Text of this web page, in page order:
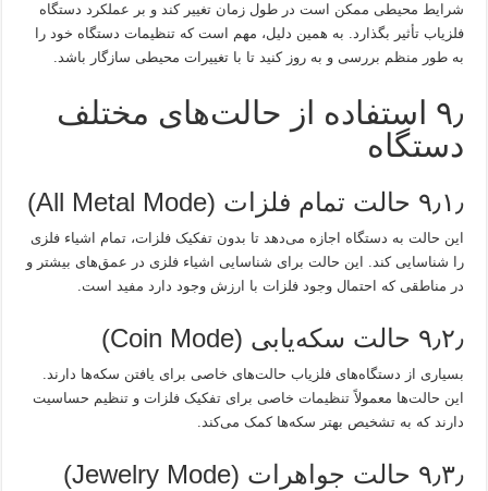
شرایط محیطی ممکن است در طول زمان تغییر کند و بر عملکرد دستگاه
فلزیاب تأثیر بگذارد. به همین دلیل، مهم است که تنظیمات دستگاه خود را
به طور منظم بررسی و به روز کنید تا با تغییرات محیطی سازگار باشد.
۹٫ استفاده از حالت‌های مختلف
دستگاه
۹٫۱٫ حالت تمام فلزات (All Metal Mode)
این حالت به دستگاه اجازه می‌دهد تا بدون تفکیک فلزات، تمام اشیاء فلزی
را شناسایی کند. این حالت برای شناسایی اشیاء فلزی در عمق‌های بیشتر و
در مناطقی که احتمال وجود فلزات با ارزش وجود دارد مفید است.
۹٫۲٫ حالت سکه‌یابی (Coin Mode)
بسیاری از دستگاه‌های فلزیاب حالت‌های خاصی برای یافتن سکه‌ها دارند.
این حالت‌ها معمولاً تنظیمات خاصی برای تفکیک فلزات و تنظیم حساسیت
دارند که به تشخیص بهتر سکه‌ها کمک می‌کند.
۹٫۳٫ حالت جواهرات (Jewelry Mode)